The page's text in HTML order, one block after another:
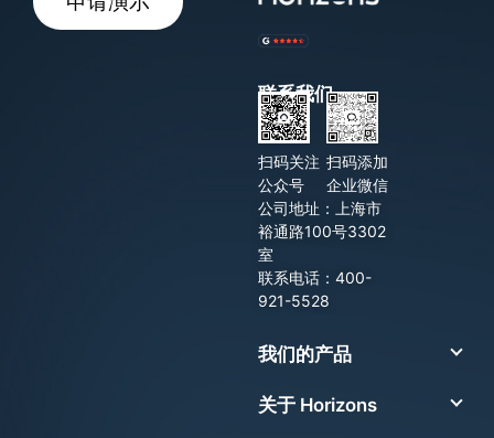
联系我们
扫码关注
公众号
扫码添加
企业微信
公司地址：上海市
裕通路100号3302
室
联系电话：400-
921-5528
我们的产品
关于 Horizons